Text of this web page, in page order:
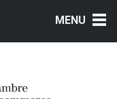
MENU